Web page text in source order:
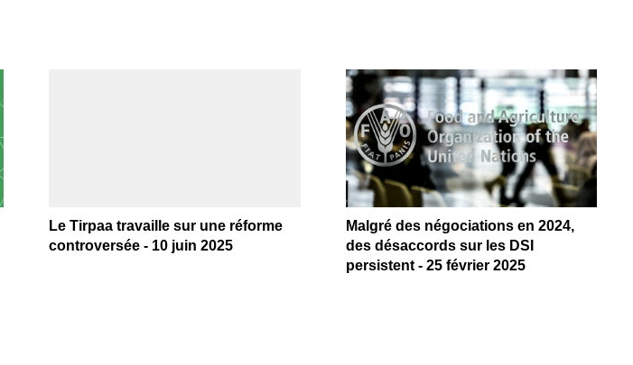
Le Tirpaa travaille sur une réforme
controversée - 10 juin 2025
Malgré des négociations en 2024,
des désaccords sur les DSI
persistent - 25 février 2025